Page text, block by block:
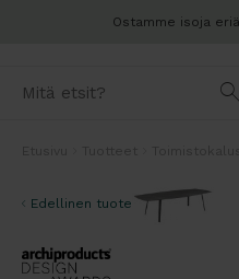
Ostamme isoja
Edellinen tuote